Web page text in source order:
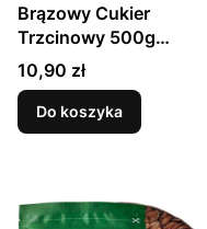
Brązowy Cukier
Trzcinowy 500g
GOLDEN CANE
Cena
10,90 zł
Do koszyka